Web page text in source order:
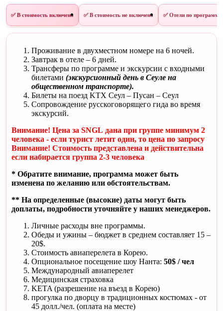
✅ В стоимость включено ✅ В стоимость не включено ✅ Отели по программе
Проживание в двухместном номере на 6 ночей.
Завтрак в отеле – 6 дней.
Трансферы по программе и экскурсии с входными
билетами (экскурсионный день в Сеуле на
общественном транспорте).
Билеты на поезд KTX Сеул – Пусан – Сеул
Сопровождение русскоговорящего гида во время
экскурсий.
Внимание! Цена за SNGL дана при группе минимум 2
человека - если турист летит один, то цена по запросу
Внимание! Стоимость представлена и действительна
если набирается группа 2-3 человека
* Обратите внимание, программа может быть
изменена по желанию или обстоятельствам.
** На определенные (высокие) даты могут быть
доплаты, подробности уточняйте у наших менеджеров.
Личные расходы вне программы.
Обеды и ужины – бюджет в среднем составляет 15 –
20$.
Стоимость авиаперелета в Корею.
Опциональное посещение шоу Нанта: 50$ / чел
Международный авиаперелет
Медицинская страховка
KETA (разрешение на въезд в Корею)
прогулка по дворцу в традиционных костюмах - от
45 долл./чел. (оплата на месте)